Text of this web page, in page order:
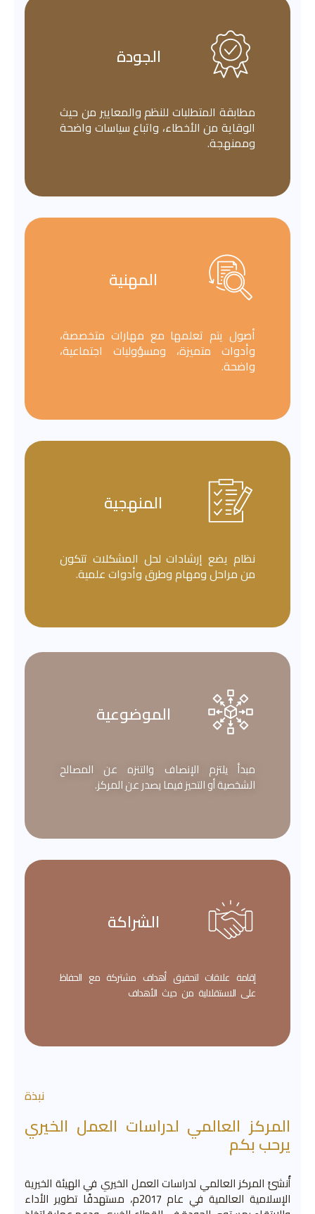
الجودة
مطابقة المتطلبات للنظم والمعايير من حيث
الوقاية من الأخطاء، واتباع سياسات واضحة
وممنهجة.
المهنية
أصول يتم تعلمها مع مهارات متخصصة،
وأدوات متميزة، ومسؤوليات اجتماعية،
واضحة.
المنهجية
نظام يضع إرشادات لحل المشكلات تتكون
من مراحل ومهام وطرق وأدوات علمية.
الموضوعية
مبدأ يلتزم الإنصاف والتنزه عن المصالح
الشخصية أو التحيز فيما يصدر عن المركز.
الشراكة
إقامة علاقات لتحقيق أهداف مشتركة مع الحفاظ
على الاستقلالية من حيث الأهداف
نبذة
المركز العالمي لدراسات العمل الخيري
يرحب بكم
أُنشئَ المركز العالمي لدراسات العمل الخيري في الهيئة الخيرية
الإسلامية العالمية في عام 2017م، مستهدفًا تطوير الأداء